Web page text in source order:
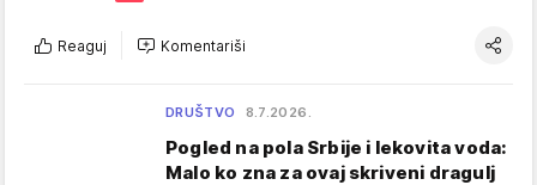
Reaguj Komentariši
DRUŠTVO 8.7.2026.
Pogled na pola Srbije i lekovita voda:
Malo ko zna za ovaj skriveni dragulj